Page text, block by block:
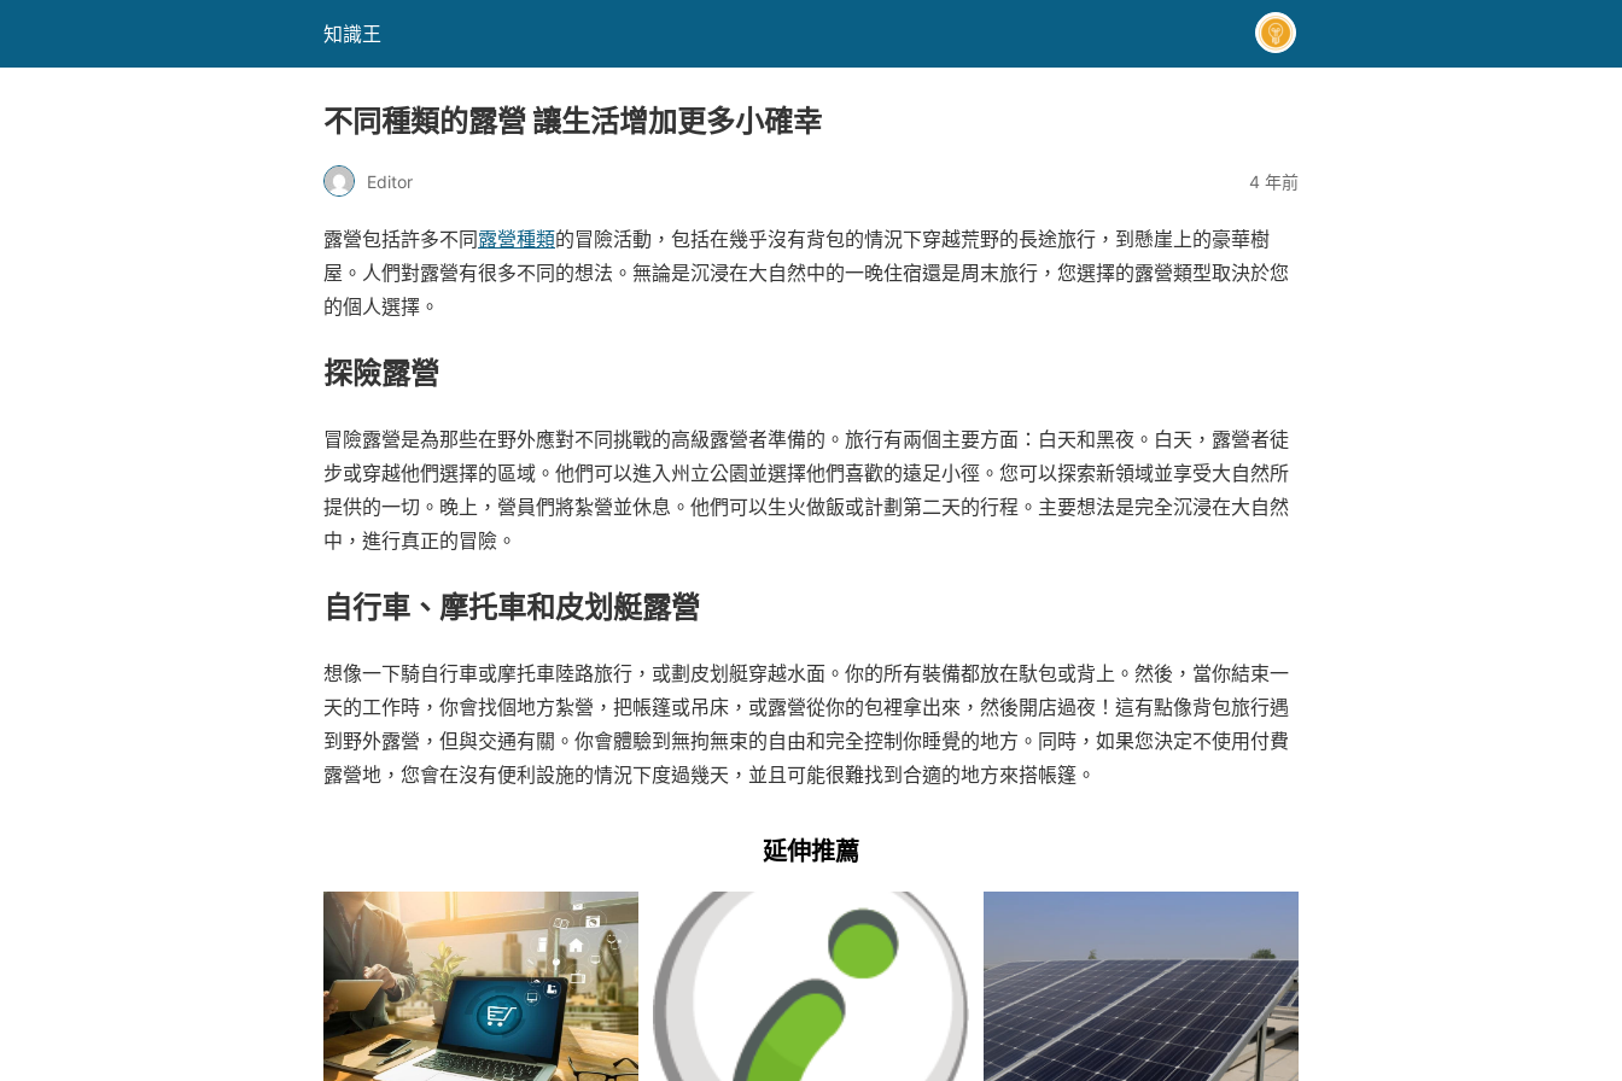
知識王
不同種類的露營 讓生活增加更多小確幸
Editor 4 年前
露營包括許多不同露營種類的冒險活動，包括在幾乎沒有背包的情況下穿越荒野的長途旅行，到懸崖上的豪華樹
屋。人們對露營有很多不同的想法。無論是沉浸在大自然中的一晚住宿還是周末旅行，您選擇的露營類型取決於您
的個人選擇。
探險露營
冒險露營是為那些在野外應對不同挑戰的高級露營者準備的。旅行有兩個主要方面：白天和黑夜。白天，露營者徒
步或穿越他們選擇的區域。他們可以進入州立公園並選擇他們喜歡的遠足小徑。您可以探索新領域並享受大自然所
提供的一切。晚上，營員們將紮營並休息。他們可以生火做飯或計劃第二天的行程。主要想法是完全沉浸在大自然
中，進行真正的冒險。
自行車、摩托車和皮划艇露營
想像一下騎自行車或摩托車陸路旅行，或劃皮划艇穿越水面。你的所有裝備都放在馱包或背上。然後，當你結束一
天的工作時，你會找個地方紮營，把帳篷或吊床，或露營從你的包裡拿出來，然後開店過夜！這有點像背包旅行遇
到野外露營，但與交通有關。你會體驗到無拘無束的自由和完全控制你睡覺的地方。同時，如果您決定不使用付費
露營地，您會在沒有便利設施的情況下度過幾天，並且可能很難找到合適的地方來搭帳篷。
延伸推薦